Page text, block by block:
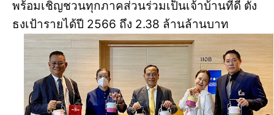
พร้อมเชิญชวนทุกภาคส่วนร่วมเป็นเจ้าบ้านที่ดี ตั้ง
ธงเป้ารายได้ปี 2566 ถึง 2.38 ล้านล้านบาท